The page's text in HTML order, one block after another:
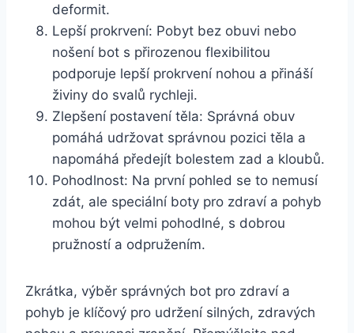
deformit.
Lepší prokrvení: Pobyt bez obuvi nebo
nošení bot s přirozenou flexibilitou
podporuje lepší prokrvení nohou a přináší
živiny do svalů rychleji.
Zlepšení postavení těla: Správná obuv
⁣pomáhá udržovat správnou⁣ pozici ⁢těla a
napomáhá předejít bolestem⁤ zad a kloubů.
Pohodlnost: Na první⁤ pohled⁤ se to nemusí
zdát, ale⁤ speciální boty pro zdraví a⁣ pohyb
mohou být velmi pohodlné, s ⁤dobrou
‍pružností a odpružením.
Zkrátka, výběr správných bot pro zdraví a
pohyb je ⁢klíčový ​pro udržení ⁣silných, zdravých